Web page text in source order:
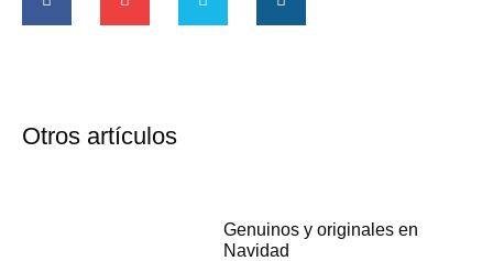
Otros artículos
Genuinos y originales en
Navidad